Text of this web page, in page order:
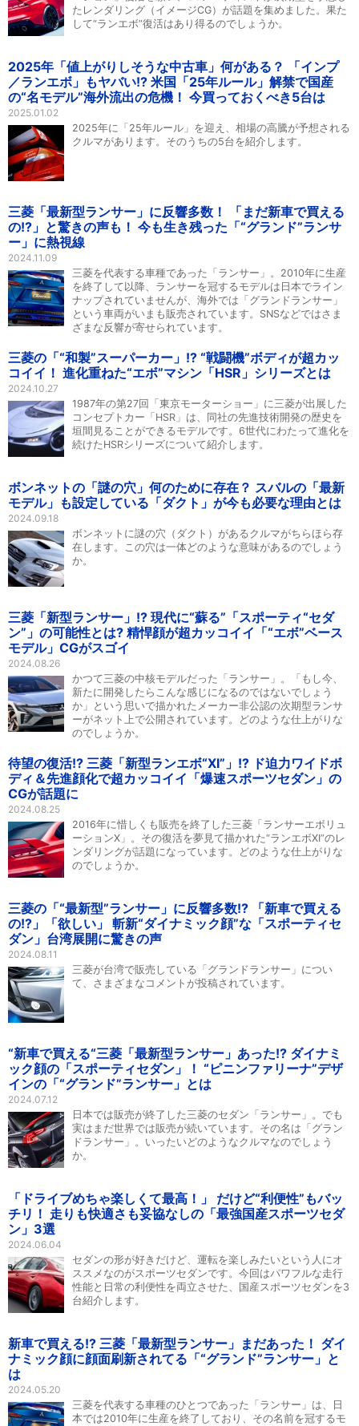
たレンダリング（イメージCG）が話題を集めました。果た
して“ランエボ”復活はあり得るのでしょうか。
2025年「値上がりしそうな中古車」何がある？ 「インプ
／ランエボ」もヤバい!? 米国「25年ルール」解禁で国産
の“名モデル”海外流出の危機！ 今買っておくべき5台は
2025.01.02
2025年に「25年ルール」を迎え、相場の高騰が予想される
クルマがあります。そのうちの5台を紹介します。
三菱「最新型ランサー」に反響多数！ 「まだ新車で買える
の!?」と驚きの声も！ 今も生き残った「“グランド”ランサ
ー」に熱視線
2024.11.09
三菱を代表する車種であった「ランサー」。2010年に生産
を終了して以降、ランサーを冠するモデルは日本でライン
ナップされていませんが、海外では「グランドランサー」
という車両がいまも販売されています。SNSなどではさま
ざまな反響が寄せられています。
三菱の「“和製”スーパーカー」!? “戦闘機”ボディが超カッ
コイイ！ 進化重ねた“エボ”マシン「HSR」シリーズとは
2024.10.27
1987年の第27回「東京モーターショー」に三菱が出展した
コンセプトカー「HSR」は、同社の先進技術開発の歴史を
垣間見ることができるモデルです。6世代にわたって進化を
続けたHSRシリーズについて紹介します。
ボンネットの「謎の穴」何のために存在？ スバルの「最新
モデル」も設定している「ダクト」が今も必要な理由とは
2024.09.18
ボンネットに謎の穴（ダクト）があるクルマがちらほら存
在します。この穴は一体どのような意味があるのでしょう
か。
三菱「新型ランサー」!? 現代に“蘇る”「スポーティ“セダ
ン”」の可能性とは? 精悍顔が超カッコイイ「“エボ”ベース
モデル」CGがスゴイ
2024.08.26
かつて三菱の中核モデルだった「ランサー」。「もし今、
新たに開発したらこんな感じになるのではないでしょう
か」という思いで描かれたメーカー非公認の次期型ランサ
ーがネット上で公開されています。どのような仕上がりな
のでしょうか。
待望の復活!? 三菱「新型ランエボ“XI”」!? ド迫力ワイドボ
ディ＆先進顔化で超カッコイイ「爆速スポーツセダン」の
CGが話題に
2024.08.25
2016年に惜しくも販売を終了した三菱「ランサーエボリュ
ーションX」。その復活を夢見て描かれた“ランエボXI”のレ
ンダリングが話題になっています。どのような仕上がりな
のでしょうか。
三菱の「“最新型”ランサー」に反響多数!? 「新車で買える
の!?」「欲しい」 斬新“ダイナミック顔”な「スポーティセ
ダン」台湾展開に驚きの声
2024.08.11
三菱が台湾で販売している「グランドランサー」につい
て、さまざまなコメントが投稿されています。
“新車で買える“三菱「最新型ランサー」あった!? ダイナミ
ック顔の「スポーティセダン」！ “ピニンファリーナ”デザ
インの「“グランド”ランサー」とは
2024.07.12
日本では販売が終了した三菱のセダン「ランサー」。でも
実はまだ世界では販売が続いています。その名は「グラン
ドランサー」。いったいどのようなクルマなのでしょう
か。
「ドライブめちゃ楽しくて最高！」 だけど“利便性”もバッ
チリ！ 走りも快適さも妥協なしの「最強国産スポーツセダ
ン」3選
2024.06.04
セダンの形が好きだけど、運転を楽しみたいという人にオ
ススメなのがスポーツセダンです。今回はパワフルな走行
性能と日常の利便性を両立させた、国産スポーツセダンを3
台紹介します。
新車で買える!? 三菱「最新型ランサー」まだあった！ ダイ
ナミック顔に顔面刷新されてる「“グランド”ランサー」と
は
2024.05.20
三菱を代表する車種のひとつであった「ランサー」は、日
本では2010年に生産を終了しており、その名前を冠するモ